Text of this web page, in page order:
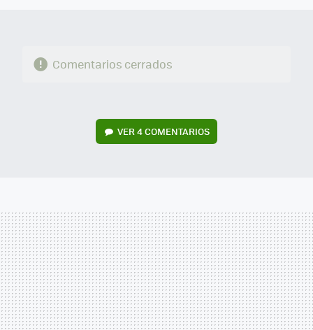
Comentarios cerrados
VER 4 COMENTARIOS